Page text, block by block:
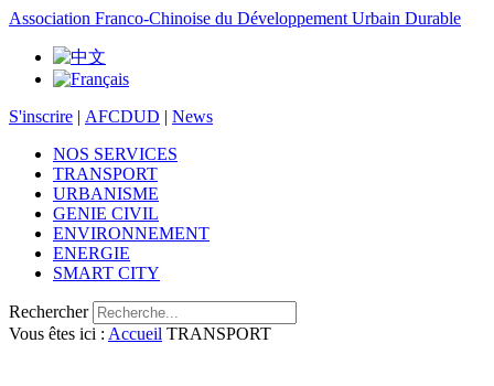
Association Franco-Chinoise du Développement Urbain Durable
S'inscrire | AFCDUD | News
NOS SERVICES
TRANSPORT
URBANISME
GENIE CIVIL
ENVIRONNEMENT
ENERGIE
SMART CITY
Rechercher
Vous êtes ici : Accueil TRANSPORT